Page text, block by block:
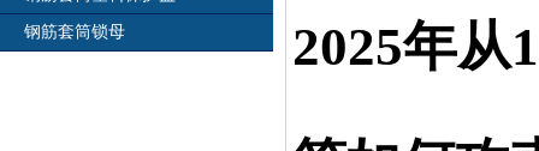
钢筋套筒锁母 2025年从